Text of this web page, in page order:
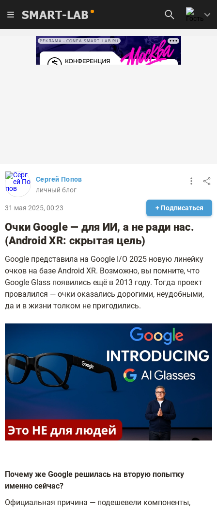
SMART-LAB
РЕКЛАМА • CONFA.SMART-LAB.RU
Сергей Попов
личный блог
31 мая 2025, 00:23 + Подписаться
Очки Google — для ИИ, а не ради нас.
(Android XR: скрытая цель)
Google представила на Google I/O 2025 новую линейку
очков на базе Android XR. Возможно, вы помните, что
Google Glass появились ещё в 2013 году. Тогда проект
провалился — очки оказались дорогими, неудобными,
да и в жизни толком не пригодились.
Почему же Google решилась на вторую попытку
именно сейчас?
Официальная причина — подешевели компоненты,